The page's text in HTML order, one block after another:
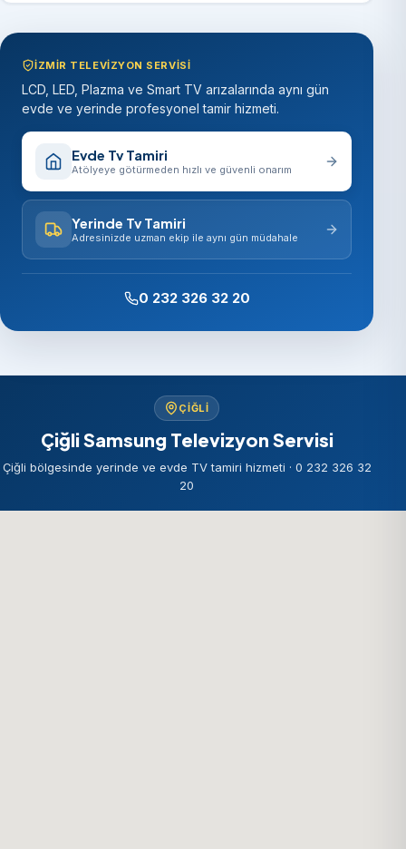
İZMIR TELEVIZYON SERVISI
LCD, LED, Plazma ve Smart TV arızalarında aynı gün
evde ve yerinde profesyonel tamir hizmeti.
Evde Tv Tamiri
Atölyeye götürmeden hızlı ve güvenli onarım
Yerinde Tv Tamiri
Adresinizde uzman ekip ile aynı gün müdahale
0 232 326 32 20
ÇIĞLI
Çiğli Samsung Televizyon Servisi
Çiğli bölgesinde yerinde ve evde TV tamiri hizmeti · 0 232 326 32
20